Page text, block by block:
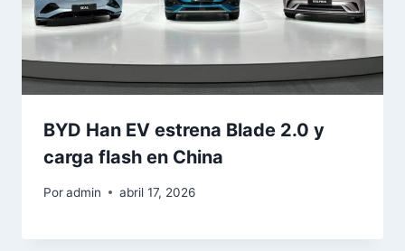
BYD Han EV estrena Blade 2.0 y
carga flash en China
Poradmin abril 17, 2026